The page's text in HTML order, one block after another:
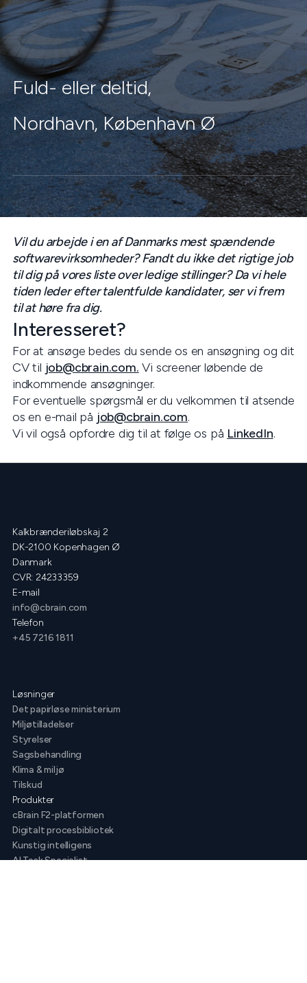
Fuld- eller deltid,
Nordhavn, København Ø
Vil du arbejde i en af Danmarks mest spændende
softwarevirksomheder? Fandt du ikke det rigtige job
til dig på vores liste over ledige stillinger? Da vi hele
tiden leder efter talentfulde kandidater, ser vi frem
til at høre fra dig.
Interesseret?
For at ansøge bedes du sende os en ansøgning og dit
CV til job@cbrain.com. Vi screener løbende de
indkommende ansøgninger.
For eventuelle spørgsmål er du velkommen til atsende
os en e-mail på job@cbrain.com.
Vi vil også opfordre dig til at følge os på LinkedIn.
Kalkbrænderiløbskaj 2
DK-2100 Kopenhagen Ø
Danmark
CVR: 24233359
E-mail
info@cbrain.com
Telefon
+45 7216 1811
Løsninger
Det papirløse ministerium
Miljøtilladelser
Styrelser
Sagsbehandling
Klima & miljø
Tilskud
Produkter
cBrain F2-platformen
Digitalt procesbibliotek
Kunstig intelligens
AI Task Specialist